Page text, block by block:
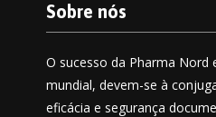
Sobre nós
O sucesso da Pharma Nord
mundial, devem-se à
eficácia e segurança